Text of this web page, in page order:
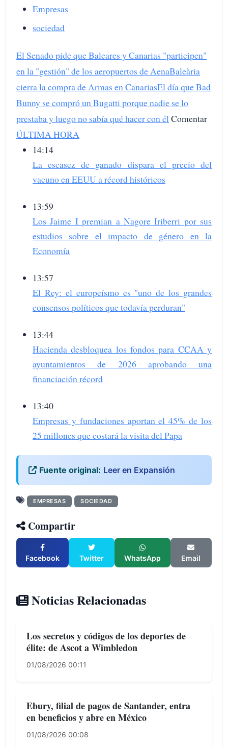
Empresas
sociedad
El Senado pide que Baleares y Canarias "participen"
en la "gestión" de los aeropuertos de AenaBaleària
cierra la compra de Armas en CanariasEl día que Bad
Bunny se compró un Bugatti porque nadie se lo
prestaba y luego no sabía qué hacer con élComentar
ÚLTIMA HORA
14:14
La escasez de ganado dispara el precio del
vacuno en EEUU a récord históricos
13:59
Los Jaime I premian a Nagore Iriberri por sus
estudios sobre el impacto de género en la
Economía
13:57
El Rey: el europeísmo es "uno de los grandes
consensos políticos que todavía perduran"
13:44
Hacienda desbloquea los fondos para CCAA y
ayuntamientos de 2026 aprobando una
financiación récord
13:40
Empresas y fundaciones aportan el 45% de los
25 millones que costará la visita del Papa
Fuente original: Leer en Expansión
EMPRESAS SOCIEDAD
Compartir
Facebook Twitter WhatsApp Email
Noticias Relacionadas
Los secretos y códigos de los deportes de
élite: de Ascot a Wimbledon
01/08/2026 00:11
Ebury, filial de pagos de Santander, entra
en beneficios y abre en México
01/08/2026 00:08